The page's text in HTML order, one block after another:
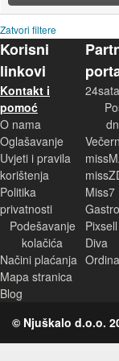
Zatvori filtere
Korisni
linkovi
Kontakt i
pomoć
O nama
Oglašavanje
Uvjeti i pravila
korištenja
Politika
privatnosti
Podešavanje
kolačića
Načini plaćanja
Mapa stranica
Blog
24sata
Miss7
Gastro
Pixsell
Diva
© Njuškalo d.o.o.